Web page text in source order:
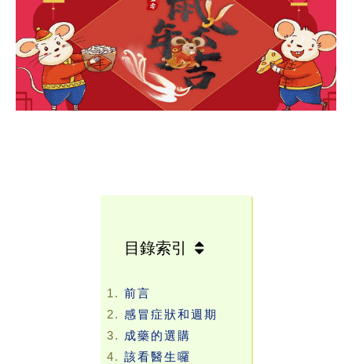
目錄索引
前言
感冒症狀和週期
成藥的選購
該看醫生囉